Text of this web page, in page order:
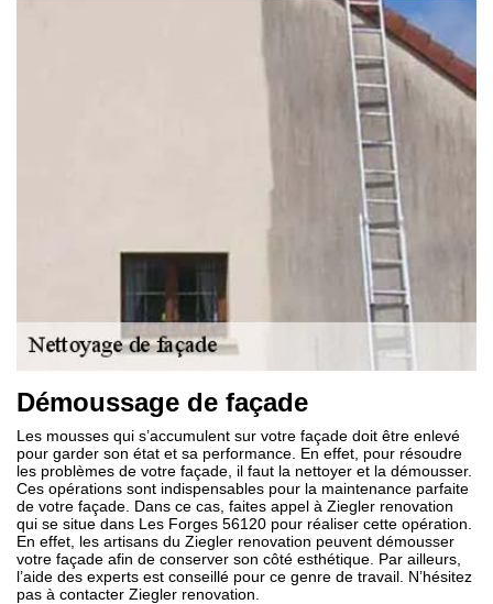
Démoussage de façade
Les mousses qui s’accumulent sur votre façade doit être enlevé
pour garder son état et sa performance. En effet, pour résoudre
les problèmes de votre façade, il faut la nettoyer et la démousser.
Ces opérations sont indispensables pour la maintenance parfaite
de votre façade. Dans ce cas, faites appel à Ziegler renovation
qui se situe dans Les Forges 56120 pour réaliser cette opération.
En effet, les artisans du Ziegler renovation peuvent démousser
votre façade afin de conserver son côté esthétique. Par ailleurs,
l’aide des experts est conseillé pour ce genre de travail. N’hésitez
pas à contacter Ziegler renovation.